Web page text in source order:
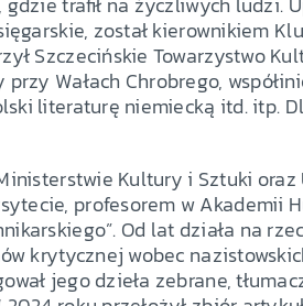
został kierownikiem
Szczecińskie Towarzystwo
Wałach Chrobrego,
literaturę niemiecką itd. itp.
Kultury i Sztuki
profesorem w Akademii
Od lat działa na
krytycznej wobec
jego dzieła zebrane,